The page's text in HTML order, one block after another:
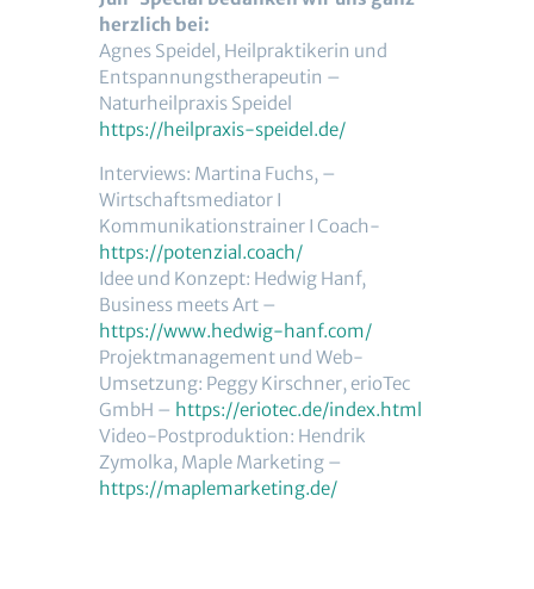
herzlich bei:
Agnes Speidel, Heilpraktikerin und
Entspannungstherapeutin –
Naturheilpraxis Speidel
https://heilpraxis-speidel.de/
Interviews: Martina Fuchs, –
Wirtschaftsmediator I
Kommunikationstrainer I Coach-
https://potenzial.coach/
Idee und Konzept: Hedwig Hanf,
Business meets Art –
https://www.hedwig-hanf.com/
Projektmanagement und Web-
Umsetzung: Peggy Kirschner, erioTec
GmbH – https://eriotec.de/index.html
Video-Postproduktion: Hendrik
Zymolka, Maple Marketing –
https://maplemarketing.de/